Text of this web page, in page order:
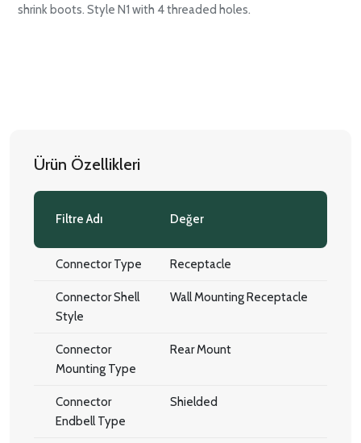
shrink boots. Style N1 with 4 threaded holes.
Ürün Özellikleri
Filtre Adı Değer
Connector Type Receptacle
Connector Shell
Style
Wall Mounting Receptacle
Connector
Mounting Type
Rear Mount
Connector
Endbell Type
Shielded